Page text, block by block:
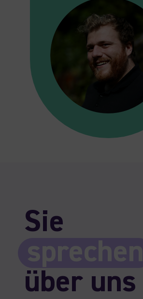
Sie
sprechen
über uns